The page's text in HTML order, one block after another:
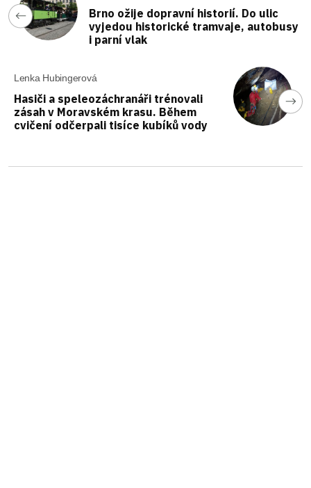
Brno ožije dopravní historií. Do ulic
vyjedou historické tramvaje, autobusy
i parní vlak
Lenka Hubingerová
Hasiči a speleozáchranáři trénovali
zásah v Moravském krasu. Během
cvičení odčerpali tisíce kubíků vody